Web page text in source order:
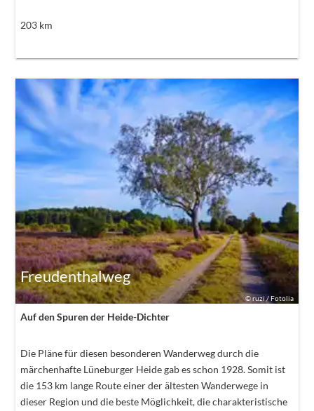
203km
©ruzi / Fotolia
Freudenthalweg
Auf den Spuren der Heide-Dichter
Die Pläne für diesen besonderen Wanderweg durch die
märchenhafte Lüneburger Heide gab es schon 1928. Somit ist
die 153 km lange Route einer der ältesten Wanderwege in
dieser Region und die beste Möglichkeit, die charakteristische